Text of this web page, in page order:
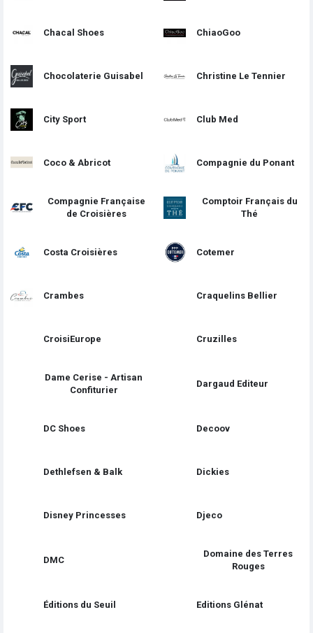
Chacal Shoes ChiaoGoo
Chocolaterie Guisabel Christine Le Tennier
City Sport Club Med
Coco & Abricot Compagnie du Ponant
Compagnie Française
de Croisières
Comptoir Français du
Thé
Costa Croisières Cotemer
Crambes Craquelins Bellier
CroisiEurope Cruzilles
Dame Cerise - Artisan
Confiturier
Dargaud Editeur
DC Shoes Decoov
Dethlefsen & Balk Dickies
Disney Princesses Djeco
DMC
Domaine des Terres
Rouges
Éditions du Seuil Editions Glénat